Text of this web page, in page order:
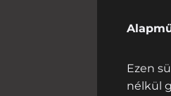
Ezen
nélkül